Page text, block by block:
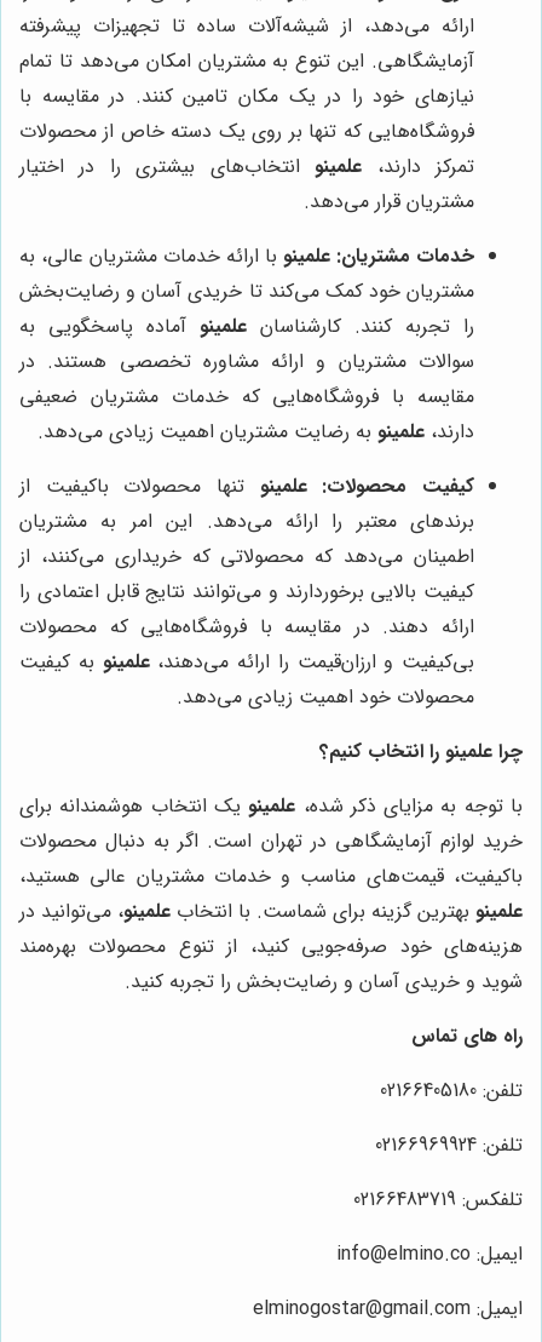
ارائه می‌دهد، از شیشه‌آلات ساده تا تجهیزات پیشرفته
آزمایشگاهی. این تنوع به مشتریان امکان می‌دهد تا تمام
نیازهای خود را در یک مکان تامین کنند. در مقایسه با
فروشگاه‌هایی که تنها بر روی یک دسته خاص از محصولات
تمرکز دارند، علمینوانتخاب‌های بیشتری را در اختیار
مشتریان قرار می‌دهد.
خدمات مشتریان: علمینو با ارائه خدمات مشتریان عالی، به
مشتریان خود کمک می‌کند تا خریدی آسان و رضایت‌بخش
را تجربه کنند. کارشناسان علمینو آماده پاسخگویی به
سوالات مشتریان و ارائه مشاوره تخصصی هستند. در
مقایسه با فروشگاه‌هایی که خدمات مشتریان ضعیفی
دارند، علمینو به رضایت مشتریان اهمیت زیادی می‌دهد.
کیفیت محصولات: علمینو تنها محصولات باکیفیت از
برندهای معتبر را ارائه می‌دهد. این امر به مشتریان
اطمینان می‌دهد که محصولاتی که خریداری می‌کنند، از
کیفیت بالایی برخوردارند و می‌توانند نتایج قابل اعتمادی را
ارائه دهند. در مقایسه با فروشگاه‌هایی که محصولات
بی‌کیفیت و ارزان‌قیمت را ارائه می‌دهند،علمینو به کیفیت
محصولات خود اهمیت زیادی می‌دهد.
چرا علمینو را انتخاب کنیم؟
با توجه به مزایای ذکر شده، علمینویک انتخاب هوشمندانه برای
خرید لوازم آزمایشگاهی در تهران است. اگر به دنبال محصولات
باکیفیت، قیمت‌های مناسب و خدمات مشتریان عالی هستید،
علمینو بهترین گزینه برای شماست. با انتخاب علمینو، می‌توانید در
هزینه‌های خود صرفه‌جویی کنید، از تنوع محصولات بهره‌مند
شوید و خریدی آسان و رضایت‌بخش را تجربه کنید.
راه های تماس
تلفن: 02166405180
تلفن: 02166969924
تلفکس: 02166483719
ایمیل: info@elmino.co
ایمیل: elminogostar@gmail.com